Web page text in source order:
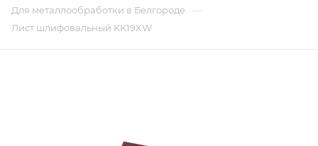
Для металлообработки в Белгороде —
Лист шлифовальный KK19XW